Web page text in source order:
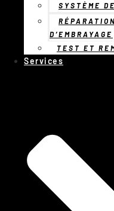
SYSTÈME
D’EMBRAYAGE
TEST ET
Services